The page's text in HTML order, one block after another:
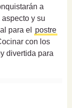
a
y su
para el
postre
con los
divertida para